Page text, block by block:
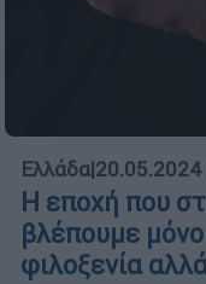
Ελλάδα|
Η εποχή που
βλέπουμε
φιλοξενία